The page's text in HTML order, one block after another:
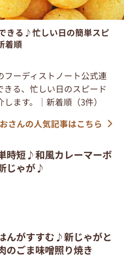
きる♪忙しい日の簡単スピ
着順
ーディストノート公式連
きる、忙しい日のスピード
ます。｜新着順（3件）
さんの人気記事はこちら
時短♪和風カレーマーボ
じゃが♪
んがすすむ♪新じゃがと
のごま味噌照り焼き